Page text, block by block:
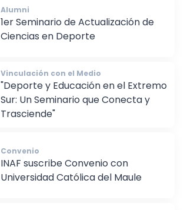
Alumni
1er Seminario de Actualización de
Ciencias en Deporte
Vinculación con el Medio
"Deporte y Educación en el Extremo
Sur: Un Seminario que Conecta y
Convenio
INAF suscribe Convenio con